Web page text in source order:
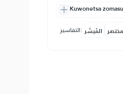
Kuwonetsa
التفاسير: المُيسَّر